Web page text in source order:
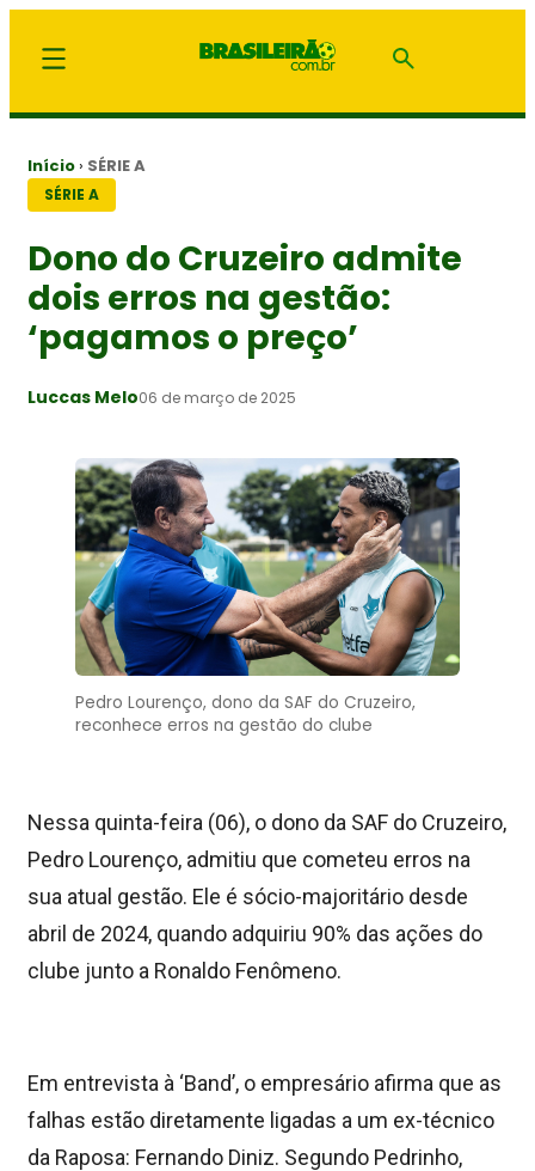
Início › SÉRIE A
SÉRIE A
Dono do Cruzeiro admite
dois erros na gestão:
‘pagamos o preço’
Luccas Melo06 de março de 2025
Pedro Lourenço, dono da SAF do Cruzeiro,
reconhece erros na gestão do clube
Nessa quinta-feira (06), o dono da SAF do Cruzeiro,
Pedro Lourenço, admitiu que cometeu erros na
sua atual gestão. Ele é sócio-majoritário desde
abril de 2024, quando adquiriu 90% das ações do
clube junto a Ronaldo Fenômeno.
Em entrevista à ‘Band’, o empresário afirma que as
falhas estão diretamente ligadas a um ex-técnico
da Raposa: Fernando Diniz. Segundo Pedrinho,